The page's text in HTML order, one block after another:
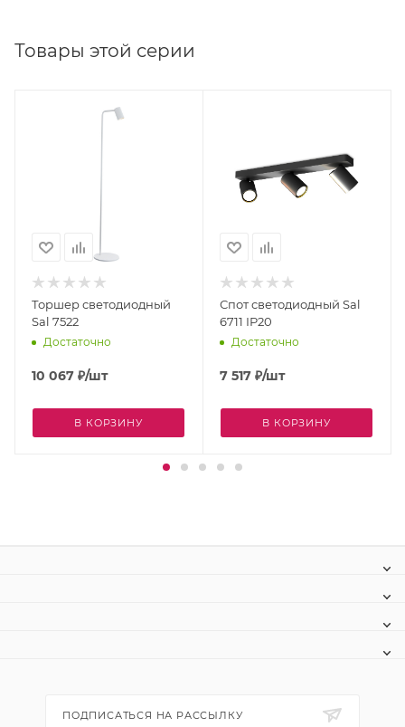
Товары этой серии
Торшер светодиодный
Sal 7522
Достаточно
10 067 ₽/шт
В КОРЗИНУ
Спот светодиодный Sal
6711 IP20
Достаточно
7 517 ₽/шт
В КОРЗИНУ
ПОДПИСАТЬСЯ НА РАССЫЛКУ